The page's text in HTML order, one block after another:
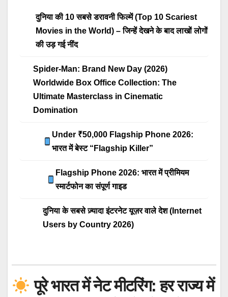
दुनिया की 10 सबसे डरावनी फिल्में (Top 10 Scariest
Movies in the World) – जिन्हें देखने के बाद लाखों लोगों
की उड़ गई नींद
Spider-Man: Brand New Day (2026)
Worldwide Box Office Collection: The
Ultimate Masterclass in Cinematic
Domination
Under ₹50,000 Flagship Phone 2026:
भारत में बेस्ट “Flagship Killer”
Flagship Phone 2026: भारत में प्रीमियम
स्मार्टफोन का संपूर्ण गाइड
दुनिया के सबसे ज़्यादा इंटरनेट यूज़र वाले देश (Internet
Users by Country 2026)
पूरे भारत में नेट मीटरिंग: हर राज्य में